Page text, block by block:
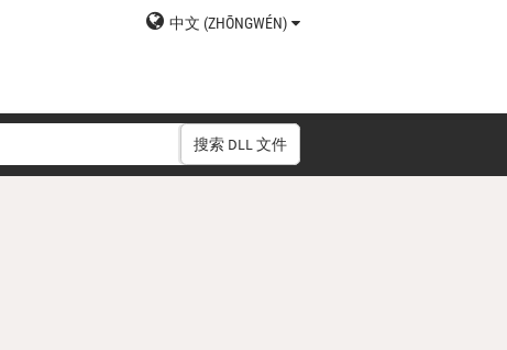
中文 (ZHŌNGWÉN)
搜索 DLL 文件